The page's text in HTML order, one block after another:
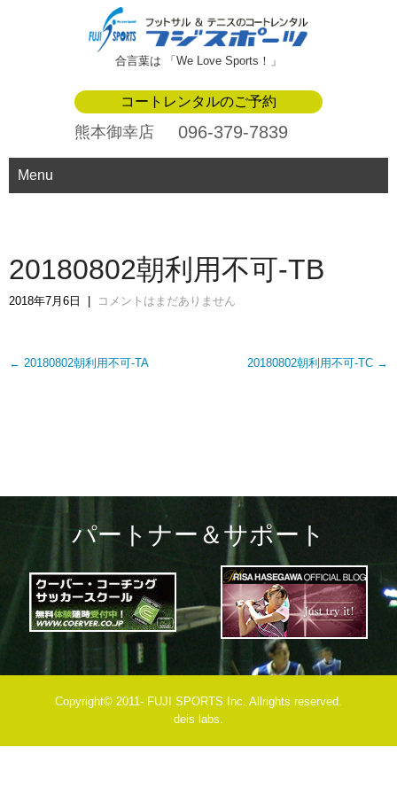
合言葉は 「We Love Sports！」
コートレンタルのご予約
熊本御幸店 096-379-7839
Menu
20180802朝利用不可-TB
2018年7月6日 コメントはまだありません
Post
← 20180802朝利用不可-TA 20180802朝利用不可-TC →
パートナー＆サポート
Copyright© 2011- FUJI SPORTS Inc. Allrights reserved.
deis labs.